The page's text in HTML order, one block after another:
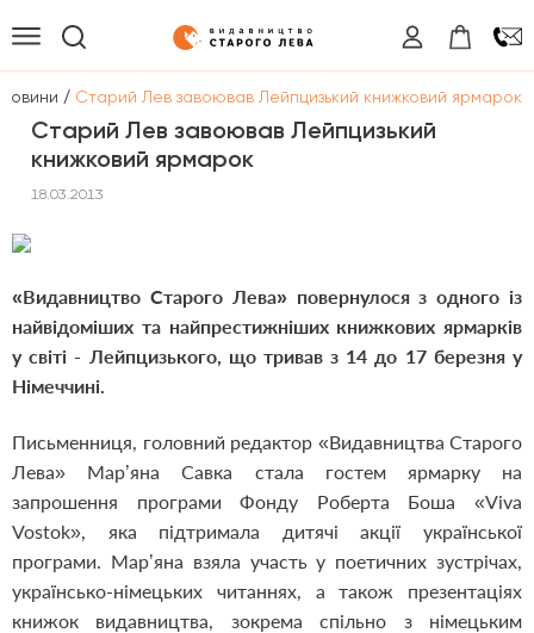
Новини / Старий Лев завоював Лейпцизький книжковий ярмарок
Старий Лев завоював Лейпцизький
книжковий ярмарок
18.03.2013
«Видавництво Старого Лева» повернулося з одного із
найвідоміших та найпрестижніших книжкових ярмарків
у світі - Лейпцизького, що тривав з 14 до 17 березня у
Німеччині.
Письменниця, головний редактор «Видавництва Старого
Лева» Мар’яна Савка стала гостем ярмарку на
запрошення програми Фонду Роберта Боша «Viva
Vostok», яка підтримала дитячі акції української
програми. Мар’яна взяла участь у поетичних зустрічах,
українсько-німецьких читаннях, а також презентаціях
книжок видавництва, зокрема спільно з німецьким